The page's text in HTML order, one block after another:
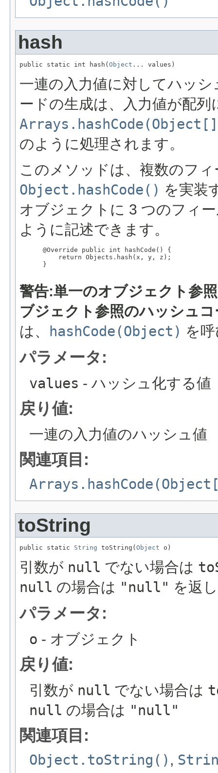
hash
public static int hash( Object ... values)
一連の入力値に対してハッ
ードの生成は、入力値が配
のように処理されます。
このメソッドは、複数のフ
Object.hashCode() を実装
オブジェクトに 3 つのフィ
ように記述できます。
@Override public int hashCode() {
     return Objects.hash(x, y, z);
}
警告:単一のオブジェクト参
ブジェクト参照のハッシュ
は、 hashCode(Object) を
パラメータ:
values - ハッシュ化する値
戻り値:
一連の入力値のハッシュ値
関連項目:
toString
public static String toString( Object o)
引数が null でない場合は
null の場合は "null" を返
パラメータ:
o - オブジェクト
戻り値:
引数が null でない場合は
null の場合は "null"
関連項目:
Object.toString() ,